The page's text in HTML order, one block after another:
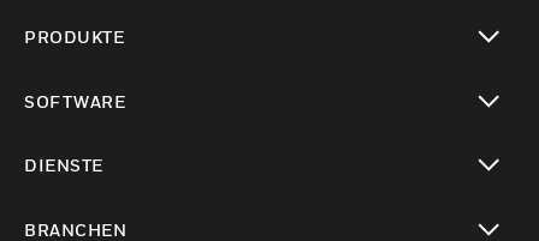
PRODUKTE
SOFTWARE
DIENSTE
BRANCHEN